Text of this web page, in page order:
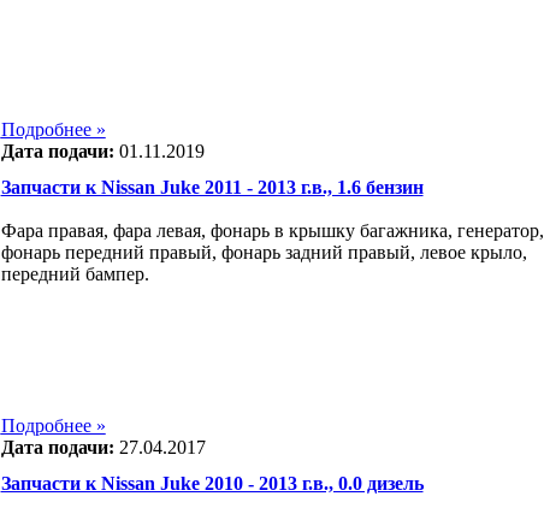
Подробнее »
Дата подачи: 01.11.2019
Запчасти к Nissan Juke 2011 - 2013 г.в., 1.6 бензин
Фара правая, фара левая, фонарь в крышку багажника, генератор,
фонарь передний правый, фонарь задний правый, левое крыло,
передний бампер.
Подробнее »
Дата подачи: 27.04.2017
Запчасти к Nissan Juke 2010 - 2013 г.в., 0.0 дизель